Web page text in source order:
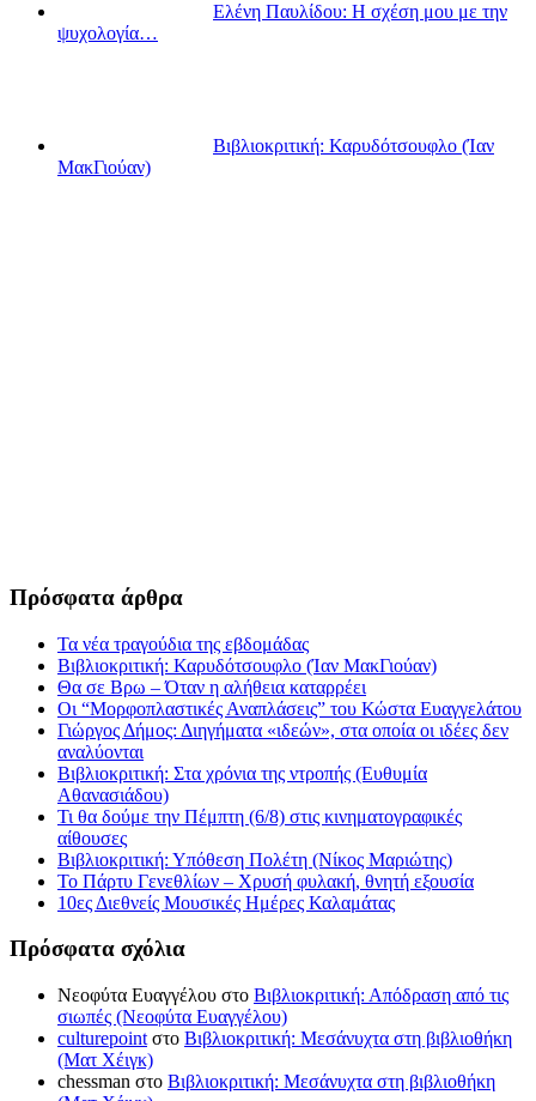
Ελένη Παυλίδου: Η σχέση μου με την
ψυχολογία…
Βιβλιοκριτική: Καρυδότσουφλο (Ίαν
ΜακΓιούαν)
Πρόσφατα άρθρα
Τα νέα τραγούδια της εβδομάδας
Βιβλιοκριτική: Καρυδότσουφλο (Ίαν ΜακΓιούαν)
Θα σε Βρω – Όταν η αλήθεια καταρρέει
Οι “Μορφοπλαστικές Αναπλάσεις” του Κώστα Ευαγγελάτου
Γιώργος Δήμος: Διηγήματα «ιδεών», στα οποία οι ιδέες δεν
αναλύονται
Βιβλιοκριτική: Στα χρόνια της ντροπής (Ευθυμία
Αθανασιάδου)
Τι θα δούμε την Πέμπτη (6/8) στις κινηματογραφικές
αίθουσες
Βιβλιοκριτική: Υπόθεση Πολέτη (Νίκος Μαριώτης)
Το Πάρτυ Γενεθλίων – Χρυσή φυλακή, θνητή εξουσία
10ες Διεθνείς Μουσικές Ημέρες Καλαμάτας
Πρόσφατα σχόλια
Νεοφύτα Ευαγγέλου στο Βιβλιοκριτική: Απόδραση από τις
σιωπές (Νεοφύτα Ευαγγέλου)
culturepoint στο Βιβλιοκριτική: Μεσάνυχτα στη βιβλιοθήκη
(Ματ Χέιγκ)
chessman στο Βιβλιοκριτική: Μεσάνυχτα στη βιβλιοθήκη